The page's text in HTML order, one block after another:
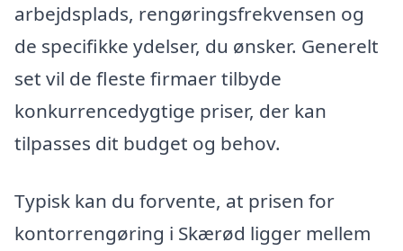
arbejdsplads, rengøringsfrekvensen og
de specifikke ydelser, du ønsker. Generelt
set vil de fleste firmaer tilbyde
konkurrencedygtige priser, der kan
tilpasses dit budget og behov.
Typisk kan du forvente, at prisen for
kontorrengøring i Skærød ligger mellem